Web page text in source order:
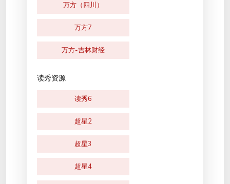
万方（四川）
万方7
万方-吉林财经
读秀资源
读秀6
超星2
超星3
超星4